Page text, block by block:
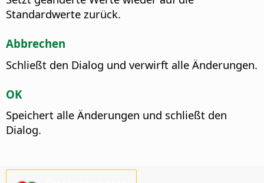
Standardwerte zurück.
Abbrechen
Schließt den Dialog und verwirft alle Änderungen.
OK
Speichert alle Änderungen und schließt den
Dialog.